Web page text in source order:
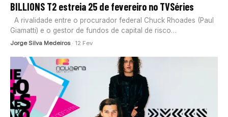
BILLIONS T2 estreia 25 de fevereiro no TVSéries
A rivalidade entre o procurador federal Chuck Rhoades (Paul
Giamatti) e o gestor de fundos de capital de risco…
Jorge Silva Medeiros· 12 Fev